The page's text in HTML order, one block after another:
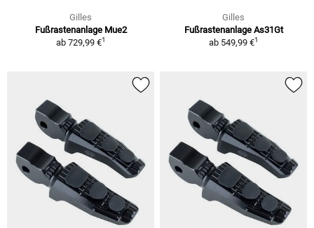
Gilles
Fußrastenanlage Mue2
ab 729,99 €1
Gilles
Fußrastenanlage As31Gt
ab 549,99 €1